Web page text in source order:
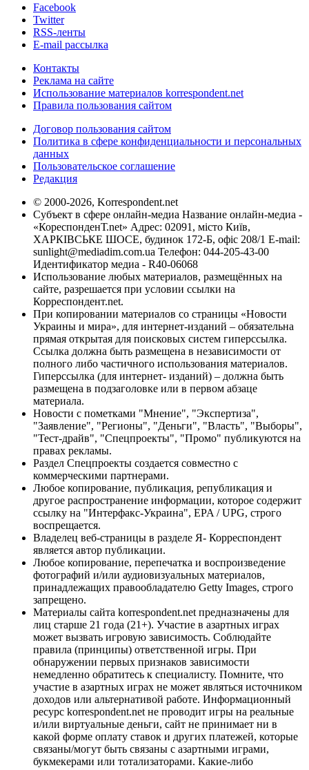
Facebook
Twitter
RSS-ленты
E-mail рассылка
Контакты
Реклама на сайте
Использование материалов korrespondent.net
Правила пользования сайтом
Договор пользования сайтом
Политика в сфере конфиденциальности и персональных
данных
Пользовательское соглашение
Редакция
© 2000-2026, Korrespondent.net
Субъект в сфере онлайн-медиа Название онлайн-медиа -
«КореспонденТ.net» Адрес: 02091, місто Київ,
ХАРКІВСЬКЕ ШОСЕ, будинок 172-Б, офіс 208/1 E-mail:
sunlight@mediadim.com.ua Телефон: 044-205-43-00
Идентификатор медиа - R40-06068
Использование любых материалов, размещённых на
сайте, разрешается при условии ссылки на
Корреспондент.net.
При копировании материалов со страницы «Новости
Украины и мира», для интернет-изданий – обязательна
прямая открытая для поисковых систем гиперссылка.
Ссылка должна быть размещена в независимости от
полного либо частичного использования материалов.
Гиперссылка (для интернет- изданий) – должна быть
размещена в подзаголовке или в первом абзаце
материала.
Новости с пометками "Мнение", "Экспертиза",
"Заявление", "Регионы", "Деньги", "Власть", "Выборы",
"Тест-драйв", "Спецпроекты", "Промо" публикуются на
правах рекламы.
Раздел Спецпроекты создается совместно с
коммерческими партнерами.
Любое копирование, публикация, републикация и
другое распространение информации, которое содержит
ссылку на "Интерфакс-Украина", EPA / UPG, строго
воспрещается.
Владелец веб-страницы в разделе Я- Корреспондент
является автор публикации.
Любое копирование, перепечатка и воспроизведение
фотографий и/или аудиовизуальных материалов,
принадлежащих правообладателю Getty Images, строго
запрещено.
Материалы сайта korrespondent.net предназначены для
лиц старше 21 года (21+). Участие в азартных играх
может вызвать игровую зависимость. Соблюдайте
правила (принципы) ответственной игры. При
обнаружении первых признаков зависимости
немедленно обратитесь к специалисту. Помните, что
участие в азартных играх не может являться источником
доходов или альтернативой работе. Информационный
ресурс korrespondent.net не проводит игры на реальные
и/или виртуальные деньги, сайт не принимает ни в
какой форме оплату ставок и других платежей, которые
связаны/могут быть связаны с азартными играми,
букмекерами или тотализаторами. Какие-либо